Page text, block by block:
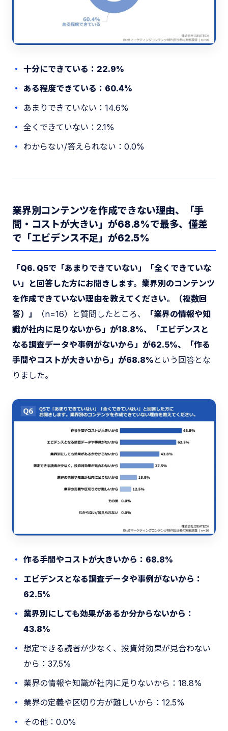
十分にできている：22.9%
ある程度できている：60.4%
あまりできていない：14.6%
全くできていない：2.1%
わからない/答えられない：0.0%
業界別コンテンツを作成できない理由、「手
間・コストが大きい」が68.8%で最多、僅差
で「エビデンス不足」が62.5%
「Q6. Q5で「あまりできていない」「全くできていな
い」と回答した方にお聞きします。業界別のコンテンツ
を作成できていない理由を教えてください。（複数回
答）」
（n=16）と質問したところ、
「業界の情報や知
識が社内に足りないから」が18.8%、「エビデンスと
なる調査データや事例がないから」が62.5%、「作る
手間やコストが大きいから」が68.8% という回答とな
りました。
作る手間やコストが大きいから：68.8%
エビデンスとなる調査データや事例がないから：
62.5%
業界別にしても効果があるか分からないから：
43.8%
想定できる読者が少なく、投資対効果が見合わない
から：37.5%
業界の情報や知識が社内に足りないから：18.8%
業界の定義や区切り方が難しいから：12.5%
その他：0.0%